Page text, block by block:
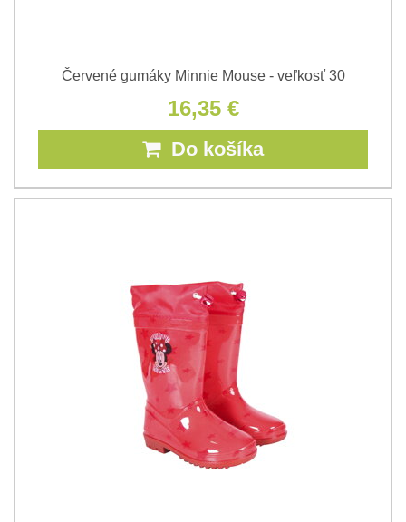
Červené gumáky Minnie Mouse - veľkosť 30
16,35 €
Do košíka